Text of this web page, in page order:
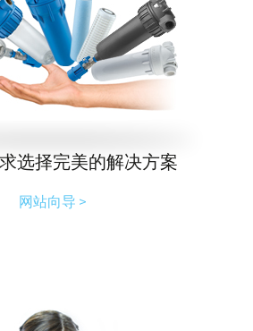
选择完美的解决方案
网站向导 >